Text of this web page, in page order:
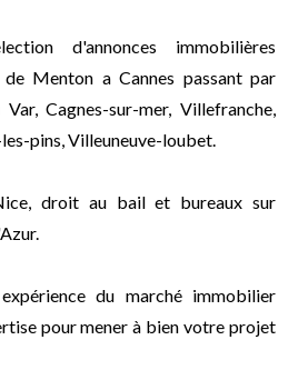
d'annonces immobilières
Menton a Cannes passant par
Cagnes-sur-mer, Villefranche,
pins, Villeuneuve-loubet.
droit au bail et bureaux sur
du marché immobilier
pour mener à bien votre projet